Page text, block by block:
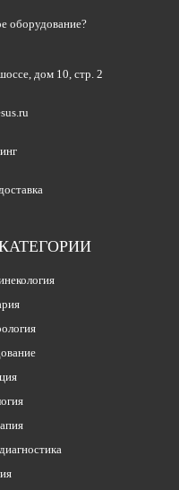
оборудование?
дом 10, стр. 2